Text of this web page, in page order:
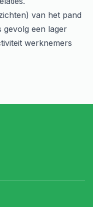
van het pand
gevolg een lager
werknemers